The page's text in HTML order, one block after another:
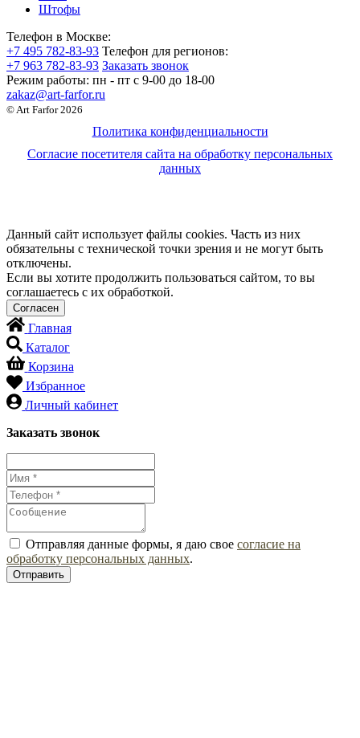
Штофы
Телефон в Москве:
+7 495 782-83-93 Телефон для регионов:
+7 963 782-83-93 Заказать звонок
Режим работы: пн - пт c 9-00 до 18-00
zakaz@art-farfor.ru
© Art Farfor 2026
Политика конфиденциальности
Согласие посетителя сайта на обработку персональных
данных
Данный сайт использует файлы cookies. Часть из них
обязательны с технической точки зрения и не могут быть
отключены.
Если вы хотите продолжить пользоваться сайтом, то вы
соглашаетесь с их обработкой.
Главная
Каталог
Корзина
Избранное
Личный кабинет
Заказать звонок
Отправляя данные формы, я даю свое согласие на
обработку персональных данных.
Отправить